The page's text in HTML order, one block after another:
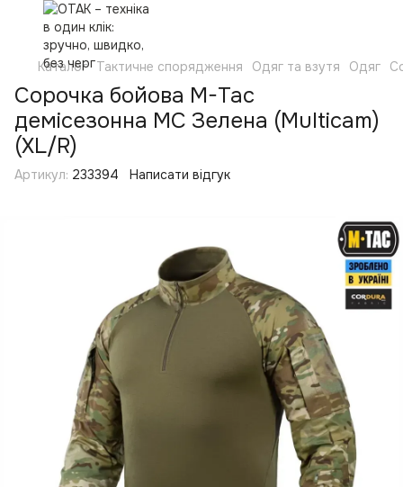
Каталог Тактичне спорядження Одяг та взутя Одяг
Сорочка бойова M-Tac
демісезонна MC Зелена (Multicam)
(XL/R)
Артикул: 233394 Написати відгук